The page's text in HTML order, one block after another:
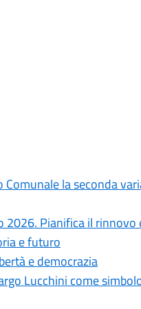
la seconda
2026. Pianifica il rinnovo
e futuro
e democrazia
Lucchini come